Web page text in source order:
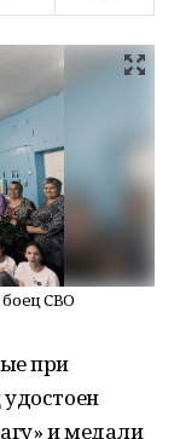
СВО
при
и медали